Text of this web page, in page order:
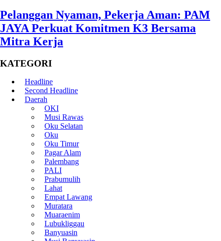
Pelanggan Nyaman, Pekerja Aman: PAM
JAYA Perkuat Komitmen K3 Bersama
Mitra Kerja
KATEGORI
Headline
Second Headline
Daerah
OKI
Musi Rawas
Oku Selatan
Oku
Oku Timur
Pagar Alam
Palembang
PALI
Prabumulih
Lahat
Empat Lawang
Muratara
Muaraenim
Lubukliggau
Banyuasin